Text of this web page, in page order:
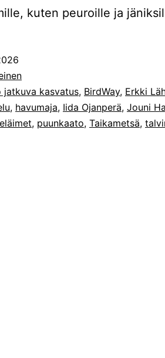
kuten peuroille ja
jatkuva kasvatus, BirdWay, Erkki
, havumaja, Iida Ojanperä, Jouni
, puunkaato, Taikametsä,